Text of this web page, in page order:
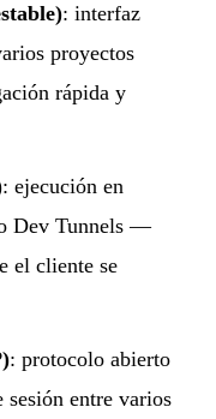
: interfaz
proyectos
rápida y
: ejecución en
Dev Tunnels —
el cliente se
: protocolo abierto
sesión entre varios